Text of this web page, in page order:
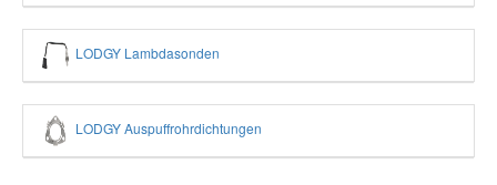
LODGY Lambdasonden
LODGY Auspuffrohrdichtungen